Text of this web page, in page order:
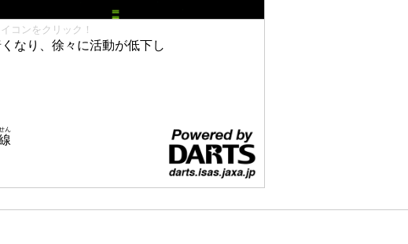
コンをクリック！
なり、徐々に活動が低下し
ん